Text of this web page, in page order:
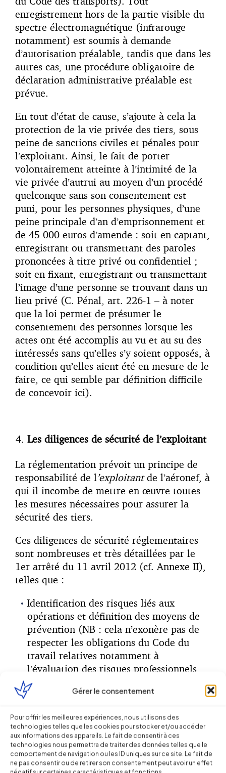
Gérer le consentement
Pour offrir les meilleures expériences, nous utilisons des
technologies telles que les cookies pour stocker et/ou accéder
aux informations des appareils. Le fait de consentir à ces
technologies nous permettra de traiter des données telles que le
comportement de navigation ou les ID uniques sur ce site. Le fait de
ne pas consentir ou de retirer son consentement peut avoir un effet
enregistrement hors de la partie visible du
spectre électromagnétique (infrarouge
notamment) est soumis à demande
d’autorisation préalable, tandis que dans les
autres cas, une procédure obligatoire de
déclaration administrative préalable est
prévue.
En tout d’état de cause, s’ajoute à cela la
protection de la vie privée des tiers, sous
peine de sanctions civiles et pénales pour
l’exploitant. Ainsi, le fait de porter
volontairement atteinte à l’intimité de la
vie privée d’autrui au moyen d’un procédé
quelconque sans son consentement est
puni, pour les personnes physiques, d’une
peine principale d’an d’emprisonnement et
de 45 000 euros d’amende : soit en captant,
enregistrant ou transmettant des paroles
prononcées à titre privé ou confidentiel ;
soit en fixant, enregistrant ou transmettant
l’image d’une personne se trouvant dans un
lieu privé (C. Pénal, art. 226-1 – à noter
que la loi permet de présumer le
consentement des personnes lorsque les
actes ont été accomplis au vu et au su des
intéressés sans qu’elles s’y soient opposés, à
condition qu’elles aient été en mesure de le
faire, ce qui semble par définition difficile
de concevoir ici).
Les diligences de sécurité de l’exploitant
La réglementation prévoit un principe de
responsabilité de l’exploitantde l’aéronef, à
qui il incombe de mettre en œuvre toutes
les mesures nécessaires pour assurer la
sécurité des tiers.
Ces diligences de sécurité réglementaires
sont nombreuses et très détaillées par le
1er arrêté du 11 avril 2012 (cf. Annexe II),
telles que :
Identification des risques liés aux
opérations et définition des moyens de
prévention (NB : cela n’exonère pas de
respecter les obligations du Code du
travail relatives notamment à
l’évaluation des risques professionnels
pour les intervenants -cf. obligation de
sécurité de résultat de l’employeur- et la
d’intervention d’entreprises
extérieures) ;
Elaboration, mise à jour, dépôt et mise à
disposition du personnel télépilote d’un